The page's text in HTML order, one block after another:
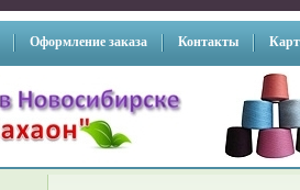
Оформление заказа Контакты